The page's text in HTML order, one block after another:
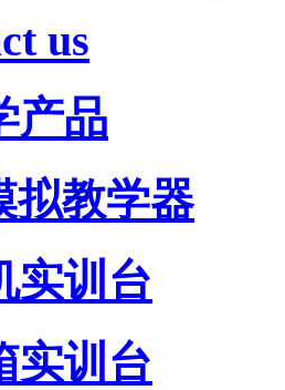
us
产品
拟教学器
实训台
实训台